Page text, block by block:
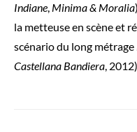
Indiane, Minima & Moralia
la metteuse en scène et
scénario du long métrage
Castellana Bandiera,